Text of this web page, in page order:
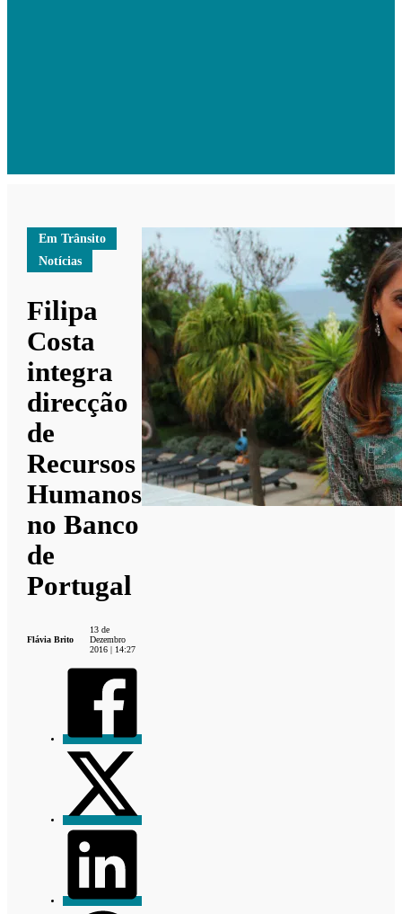
Em Trânsito
Notícias
Filipa
Costa
integra
direcção
de
Recursos
Humanos
no Banco
de
Portugal
Flávia Brito
13 de
Dezembro
2016 | 14:27